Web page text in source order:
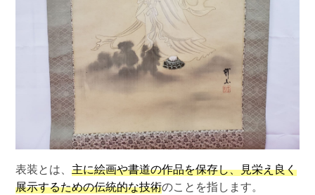
表装とは、主に絵画や書道の作品を保存し、見栄え良く
展示するための伝統的な技術のことを指します。